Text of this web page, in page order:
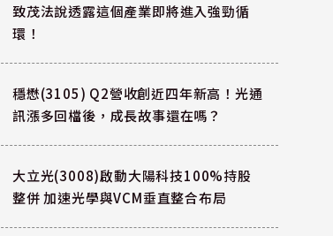
致茂法說透露這個產業即將進入強勁循
環！
穩懋(3105) Q2營收創近四年新高！光通
訊漲多回檔後，成長故事還在嗎？
大立光(3008)啟動大陽科技100%持股
整併 加速光學與VCM垂直整合布局